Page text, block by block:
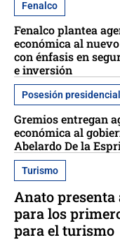
Fenalco
Fenalco plantea
económica al
con énfasis en
e inversión
Posesión presidencial
Gremios entregan
económica al
Abelardo De la
Turismo
Anato presenta
para los
para el turismo